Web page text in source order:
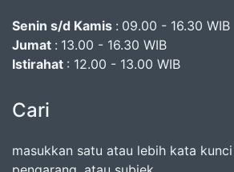
Senin s/d Kamis : 09.00 - 16.30 WIB
Jumat : 13.00 - 16.30 WIB
Istirahat : 12.00 - 13.00 WIB
Cari
masukkan satu atau lebih kata